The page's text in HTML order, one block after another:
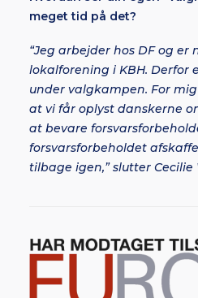
meget tid på det?
“Jeg arbejder hos DF og
lokalforening i KBH. Derfor
under valgkampen. For
at vi får oplyst danskerne
at bevare
forsvarsforbeholdet
tilbage igen,” slutter Cecilie